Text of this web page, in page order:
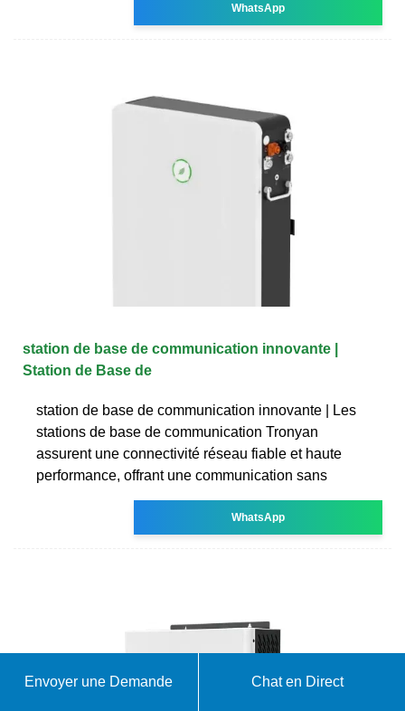
WhatsApp
station de base de communication innovante |
Station de Base de
station de base de communication innovante | Les
stations de base de communication Tronyan
assurent une connectivité réseau fiable et haute
performance, offrant une communication sans
WhatsApp
Envoyer une Demande Chat en Direct